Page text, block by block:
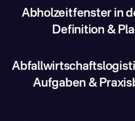
Abholzeitfenster in
Definition &
Aufgaben &